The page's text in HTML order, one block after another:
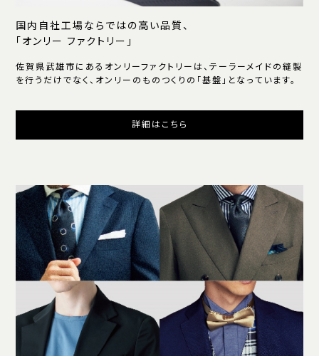
国内自社工場ならではの高い品質、
「オンリー ファクトリー」
佐賀県武雄市にあるオンリーファクトリーは、テーラーメイドの縫製
を行うだけでなく、オンリーのものつくりの「基盤」となっています。
詳細はこちら